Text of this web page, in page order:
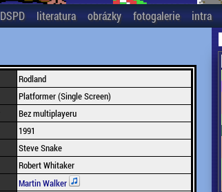
DSPD literatura obrázky fotogalerie intra
Rodland
Platformer (Single Screen)
Bez multiplayeru
1991
Steve Snake
Robert Whitaker
Martin Walker